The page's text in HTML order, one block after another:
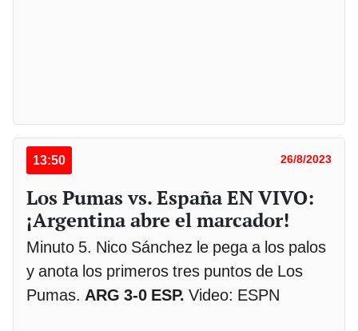
13:50 26/8/2023
Los Pumas vs. España EN VIVO:
¡Argentina abre el marcador!
Minuto 5. Nico Sánchez le pega a los palos
y anota los primeros tres puntos de Los
Pumas. ARG 3-0 ESP. Video: ESPN